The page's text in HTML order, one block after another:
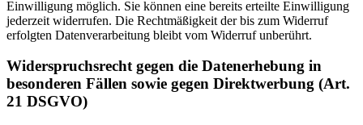
Einwilligung möglich. Sie können eine bereits erteilte Einwilligung
jederzeit widerrufen. Die Rechtmäßigkeit der bis zum Widerruf
erfolgten Datenverarbeitung bleibt vom Widerruf unberührt.
Widerspruchsrecht gegen die Datenerhebung in
besonderen Fällen sowie gegen Direktwerbung (Art.
21 DSGVO)